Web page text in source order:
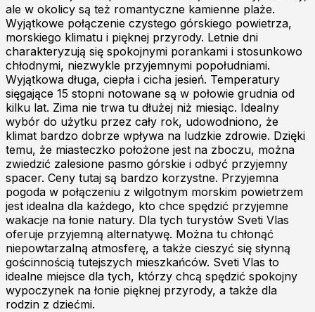
ale w okolicy są też romantyczne kamienne plaże.
Wyjątkowe połączenie czystego górskiego powietrza,
morskiego klimatu i pięknej przyrody. Letnie dni
charakteryzują się spokojnymi porankami i stosunkowo
chłodnymi, niezwykle przyjemnymi popołudniami.
Wyjątkowa długa, ciepła i cicha jesień. Temperatury
sięgające 15 stopni notowane są w połowie grudnia od
kilku lat. Zima nie trwa tu dłużej niż miesiąc. Idealny
wybór do użytku przez cały rok, udowodniono, że
klimat bardzo dobrze wpływa na ludzkie zdrowie. Dzięki
temu, że miasteczko położone jest na zboczu, można
zwiedzić zalesione pasmo górskie i odbyć przyjemny
spacer. Ceny tutaj są bardzo korzystne. Przyjemna
pogoda w połączeniu z wilgotnym morskim powietrzem
jest idealna dla każdego, kto chce spędzić przyjemne
wakacje na łonie natury. Dla tych turystów Sveti Vlas
oferuje przyjemną alternatywę. Można tu chłonąć
niepowtarzalną atmosferę, a także cieszyć się słynną
gościnnością tutejszych mieszkańców. Sveti Vlas to
idealne miejsce dla tych, którzy chcą spędzić spokojny
wypoczynek na łonie pięknej przyrody, a także dla
rodzin z dziećmi.